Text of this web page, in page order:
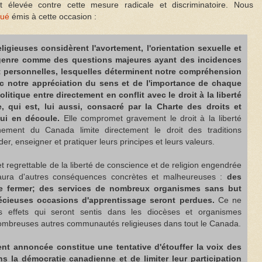
élevée contre cette mesure radicale et discriminatoire. Nous
émis à cette occasion :
considèrent l'avortement, l'orientation sexuelle et
comme des questions majeures ayant des incidences
lesquelles déterminent notre compréhension
notre appréciation du sens et de l'importance de chaque
entre directement en conflit avec le droit à la liberté
qui est, lui aussi, consacré par la Charte des droits et
en découle. Elle compromet gravement le droit à la liberté
du Canada limite directement le droit des traditions
enseigner et pratiquer leurs principes et leurs valeurs.
regrettable de la liberté de conscience et de religion engendrée
d'autres conséquences concrètes et malheureuses : des
fermer; des services de nombreux organismes sans but
occasions d'apprentissage seront perdues. Ce ne
effets qui seront sentis dans les diocèses et organismes
autres communautés religieuses dans tout le Canada.
annoncée constitue une tentative d'étouffer la voix des
la démocratie canadienne et de limiter leur participation